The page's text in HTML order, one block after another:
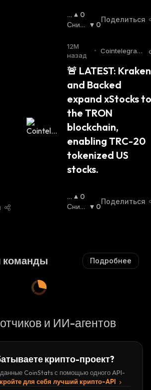
П
О
Ы
Ш
А
Ю
Щ
Й
С
Я
0
Сниж
Йся:
0
Поделиться
12М
назад
•
Cointelegrap
🚨 LATEST: Kraken
and Backed
expand xStocks to
the TRON
blockchain,
enabling TRC-20
tokenized US
stocks.
П
О
:
0
Сниж
0
Поделиться
команды Подробнее
и ИИ-агентов
крипто-проект?
CoinStats с помощью одного API-
для себя лучший крипто-API